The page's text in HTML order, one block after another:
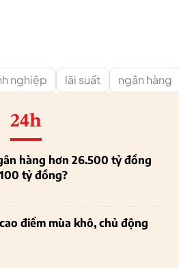
nghiệp lãi suất ngân hàng
24h
hàng hơn 26.500 tỷ đồng
tỷ đồng?
điểm mùa khô, chủ động